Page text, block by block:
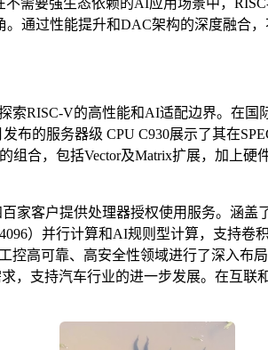
需要强生态依赖的AI应用场景中，
通过性能提升和DAC架构的深度融合
RISC-V的高性能和AI适配边界。在
的服务器级 CPU C930展示了其在
合，包括Vector及Matrix扩展，加上
家客户提供处理器授权使用服务。涵
）并行计算和AI规则型计算，支持
高可靠、高安全性领域进行了深入布
，支持汽车行业的进一步发展。在互联